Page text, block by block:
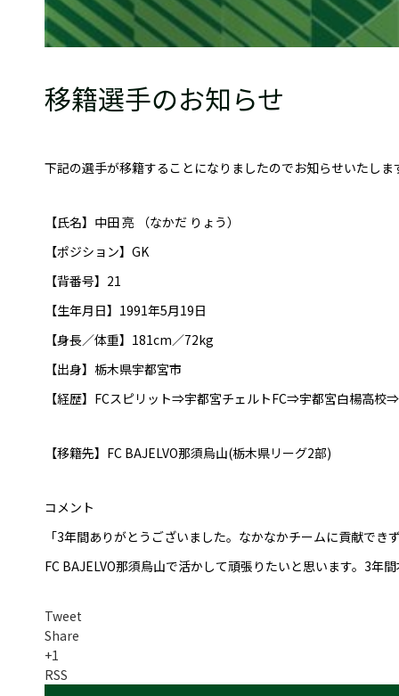
とちぎフットボールセ
移籍選手のお知らせ
下記の選手が移籍することになりましたのでお知らせいたしま
【氏名】中田 亮 （なかだ りょう）
【ポジション】GK
【背番号】21
【生年月日】1991年5月19日
【身長／体重】181cm／72kg
【出身】栃木県宇都宮市
【経歴】FCスピリット⇒宇都宮チェルトFC⇒宇都宮白楊高
【移籍先】FC BAJELVO那須烏山(栃木県リーグ2部)
コメント
「3年間ありがとうございました。なかなかチームに貢献で
FC BAJELVO那須烏山で活かして頑張りたいと思います。3年
Tweet
Share
+1
RSS